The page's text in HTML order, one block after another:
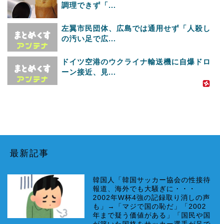
調理できず「...
左翼市民団体、広島では通用せず「人殺し
の汚い足で広...
ドイツ空港のウクライナ輸送機に自爆ドロ
ーン接近、見...
最新記事
韓国人「韓国サッカー協会の性接待
報道、海外でも大騒ぎに・・・
2002年W杯4強の記録取り消しの声
も」→「マジで国の恥だ」「2002
年まで疑う価値がある」「国民や国